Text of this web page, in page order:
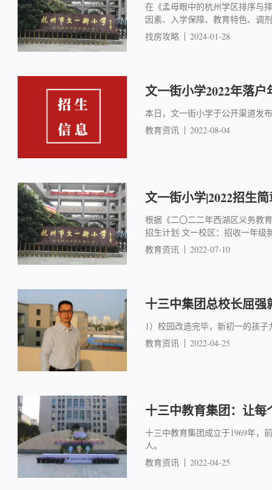
在《孟母眼中的杭州学区排序与
因素、入学保障、教育特色、调
找房攻略
2024-01-28
文一街小学2022年落
本日，文一街小学于公开渠道发
教育资讯
2022-08-04
文一街小学|2022招生
根据《二〇二二年西湖区义务教
招生计划 文一校区：招收一年级
教育资讯
2022-07-10
十三中集团总校长屈
1）校园改造完毕，新初一的孩
教育资讯
2022-04-25
十三中教育集团：让
十三中教育集团成立于1969年，
人。
教育资讯
2022-04-25